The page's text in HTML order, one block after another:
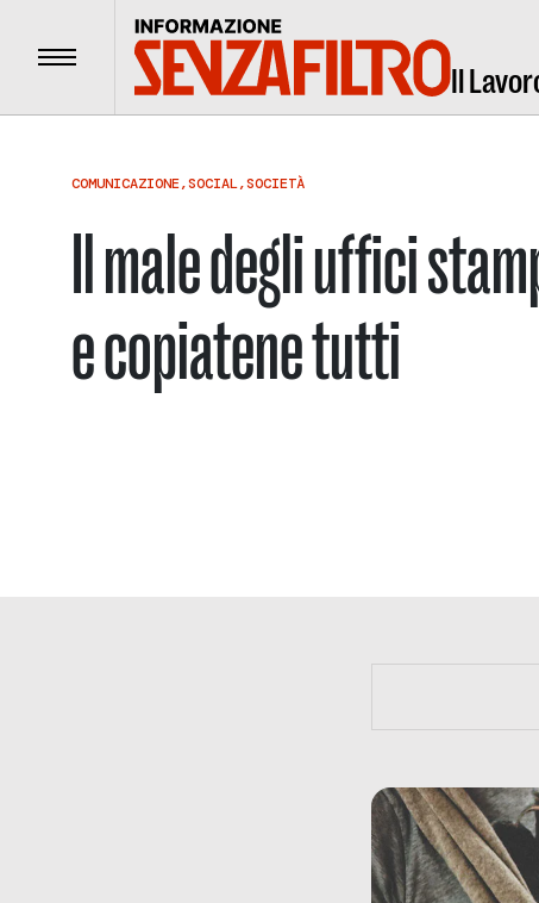
Menu Il
COMUNICAZIONE,SOCIAL,SOCIETÀ
Il male degli uffici
e copiatene tutti